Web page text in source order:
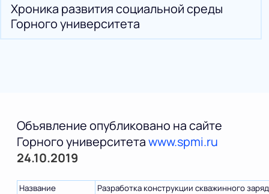
Хроника развития социальной среды
Горного университета
Объявление опубликовано на сайте
Горного университетаwww.spmi.ru
24.10.2019
Название
Разработка конструкции скважинного